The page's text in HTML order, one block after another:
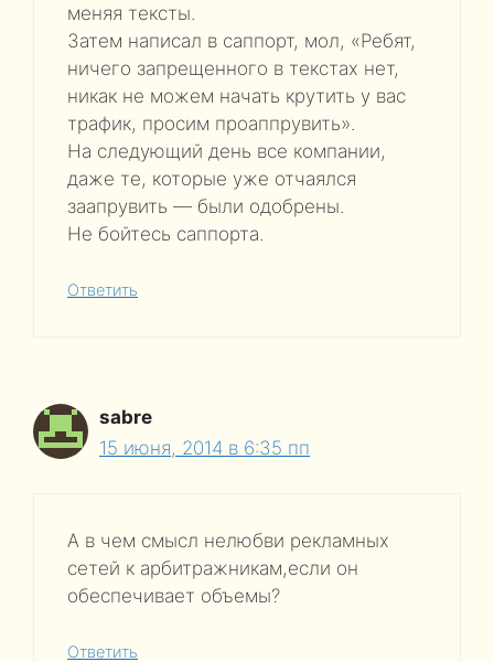
меняя тексты.
Затем написал в саппорт, мол, «Ребят,
ничего запрещенного в текстах нет,
никак не можем начать крутить у вас
трафик, просим проаппрувить».
На следующий день все компании,
даже те, которые уже отчаялся
заапрувить — были одобрены.
Не бойтесь саппорта.
Ответить
sabre
15 июня, 2014 в 6:35 пп
А в чем смысл нелюбви рекламных
сетей к арбитражникам,если он
обеспечивает объемы?
Ответить